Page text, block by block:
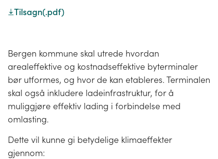
Tilsagn(.pdf)
Bergen kommune skal utrede hvordan
arealeffektive og kostnadseffektive byterminaler
bør utformes, og hvor de kan etableres. Terminalen
skal også inkludere ladeinfrastruktur, for å
muliggjøre effektiv lading i forbindelse med
omlasting.
Dette vil kunne gi betydelige klimaeffekter
gjennom: